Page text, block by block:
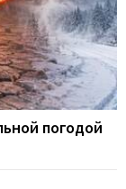
погодой